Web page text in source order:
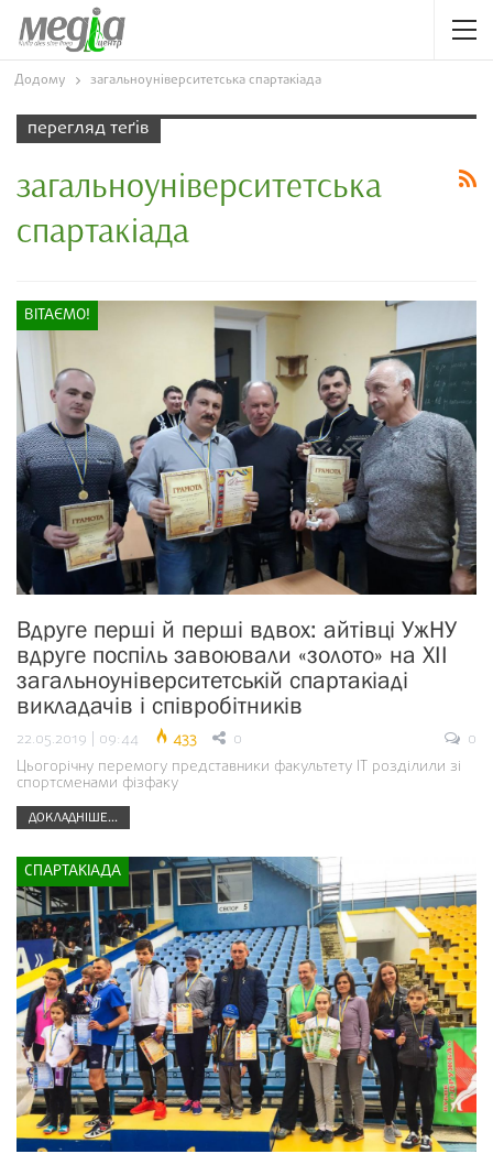
Додому загальноуніверситетська спартакіада
перегляд теґів
загальноуніверситетська
спартакіада
ВІТАЄМО!
Вдруге перші й перші вдвох: айтівці УжНУ
вдруге поспіль завоювали «золото» на ХІІ
загальноуніверситетській спартакіаді
викладачів і співробітників
22.05.2019 | 09:44 433 0
0
Цьогорічну перемогу представники факультету ІТ розділили зі
спортсменами фізфаку
ДОКЛАДНІШЕ...
СПАРТАКІАДА